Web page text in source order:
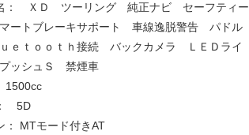
： ＸＤ ツーリング 純正ナビ セーフティー
ートブレーキサポート 車線逸脱警告 パドル
ｅｔｏｏｔｈ接続 バックカメラ ＬＥＤライ
ッシュＳ 禁煙車
5D
MTモード付きAT